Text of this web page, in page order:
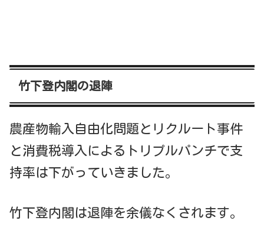
竹下登内閣の退陣
農産物輸入自由化問題とリクルート事件
と消費税導入によるトリプルパンチで支
持率は下がっていきました。
竹下登内閣は退陣を余儀なくされます。